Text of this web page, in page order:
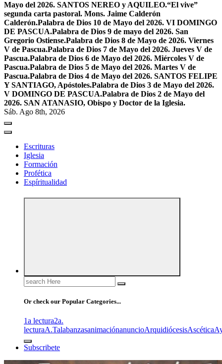
Mayo del 2026. SANTOS NEREO y AQUILEO.“El vive”
segunda carta pastoral. Mons. Jaime Calderón
Calderón.Palabra de Dios 10 de Mayo del 2026. VI DOMINGO
DE PASCUA.Palabra de Dios 9 de mayo del 2026. San
Gregorio Ostiense.Palabra de Dios 8 de Mayo de 2026. Viernes
V de Pascua.Palabra de Dios 7 de Mayo del 2026. Jueves V de
Pascua.Palabra de Dios 6 de Mayo del 2026. Miércoles V de
Pascua.Palabra de Dios 5 de Mayo del 2026. Martes V de
Pascua.Palabra de Dios 4 de Mayo del 2026. SANTOS FELIPE
Y SANTIAGO, Apóstoles.Palabra de Dios 3 de Mayo del 2026.
V DOMINGO DE PASCUA.Palabra de Dios 2 de Mayo del
2026. SAN ATANASIO, Obispo y Doctor de la Iglesia.
Sáb. Ago 8th, 2026
Escrituras
Iglesia
Formación
Profética
Espíritualidad
Search
for:
Or check our Popular Categories...
1a lectura2a.
lecturaA.TalabanzasanimaciónanuncioArquidiócesisAscética
Subscribete